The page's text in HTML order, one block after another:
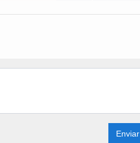
Enviar